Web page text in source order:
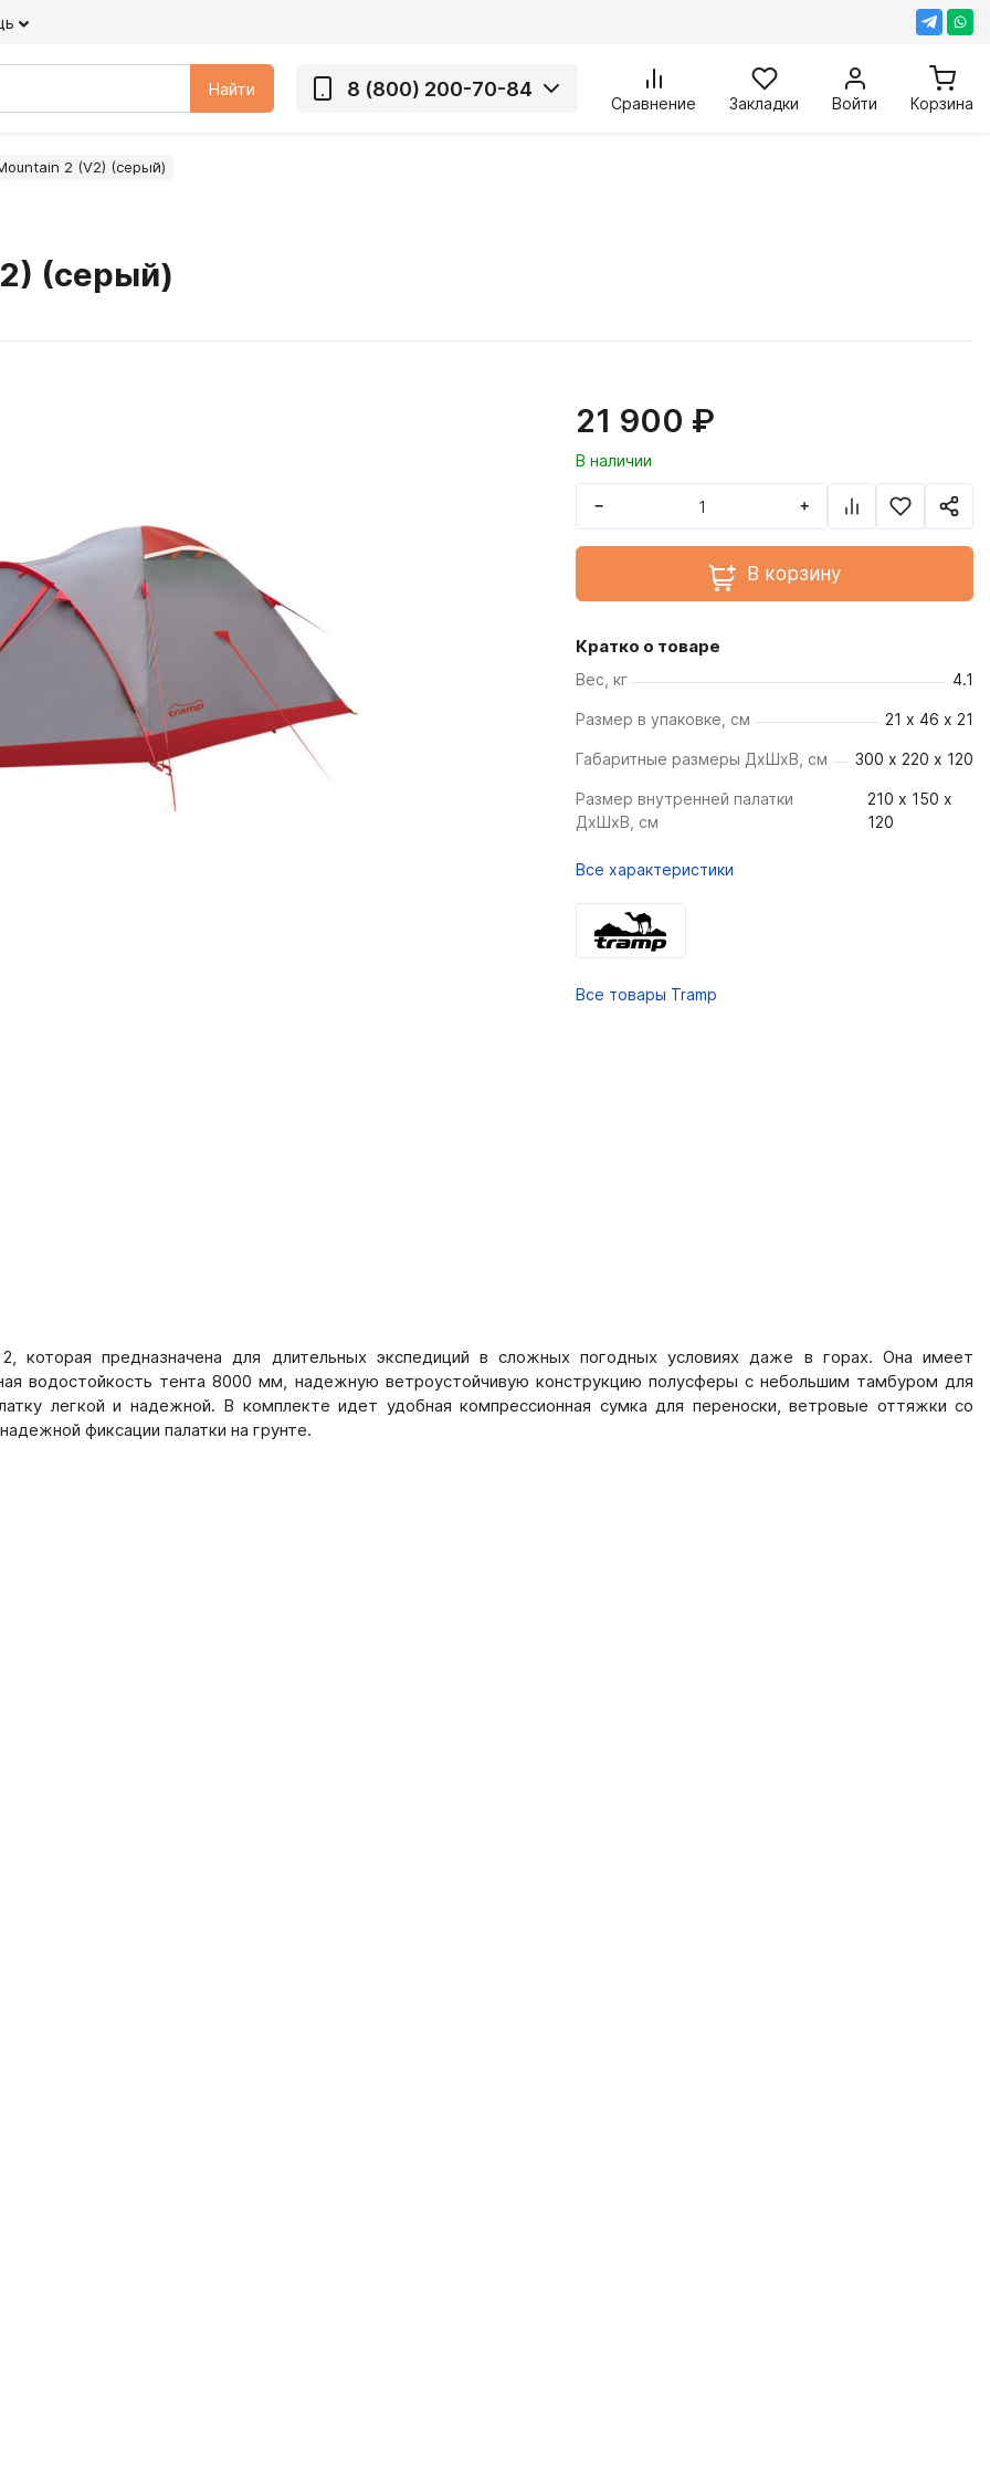
Найти 8 (800) 200-70-84
Сравнение Закладки Войти Корзина
2 (V2) (серый)
(серый)
21 900 ₽
В наличии
− +
В корзину
Кратко о товаре
Вес, кг 4.1
Размер в упаковке, см 21 x 46 x 21
Габаритные размеры ДхШхВ, см 300 х 220 х 120
Размер внутренней палатки
ДхШхВ, см
210 х 150 х
120
Все характеристики
Все товары Tramp
которая предназначена для длительных экспедиций в сложных погодных условиях даже в горах. Она имеет
водостойкость тента 8000 мм, надежную ветроустойчивую конструкцию полусферы с небольшим тамбуром для
легкой и надежной. В комплекте идет удобная компрессионная сумка для переноски, ветровые оттяжки со
фиксации палатки на грунте.